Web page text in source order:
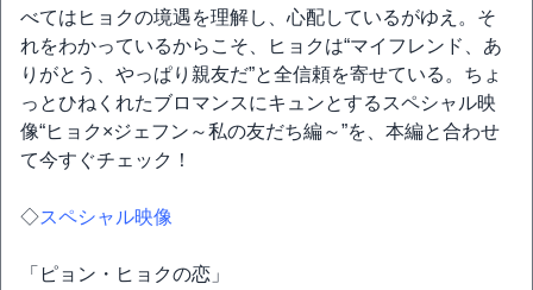
べてはヒョクの境遇を理解し、心配しているがゆえ。そ
れをわかっているからこそ、ヒョクは“マイフレンド、あ
りがとう、やっぱり親友だ”と全信頼を寄せている。ちょ
っとひねくれたブロマンスにキュンとするスペシャル映
像“ヒョク×ジェフン～私の友だち編～”を、本編と合わせ
て今すぐチェック！
◇スペシャル映像
「ピョン・ヒョクの恋」